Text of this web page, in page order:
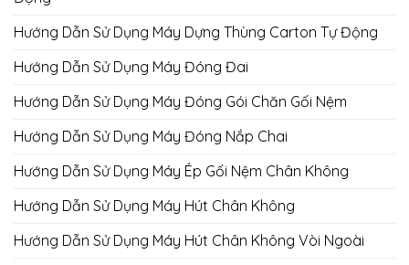
Hướng Dẫn Sử Dụng Máy Dựng Thùng Carton Tự Động
Hướng Dẫn Sử Dụng Máy Đóng Đai
Hướng Dẫn Sử Dụng Máy Đóng Gói Chăn Gối Nệm
Hướng Dẫn Sử Dụng Máy Đóng Nắp Chai
Hướng Dẫn Sử Dụng Máy Ép Gối Nệm Chân Không
Hướng Dẫn Sử Dụng Máy Hút Chân Không
Hướng Dẫn Sử Dụng Máy Hút Chân Không Vòi Ngoài